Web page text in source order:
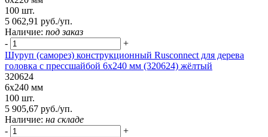
100 шт.
5 062,91 руб./уп.
Наличие: под заказ
-
+
Шуруп (саморез) конструкционный Rusconnect для дерева
головка с прессшайбой 6х240 мм (320624) жёлтый
320624
6х240 мм
100 шт.
5 905,67 руб./уп.
Наличие: на складе
-
+